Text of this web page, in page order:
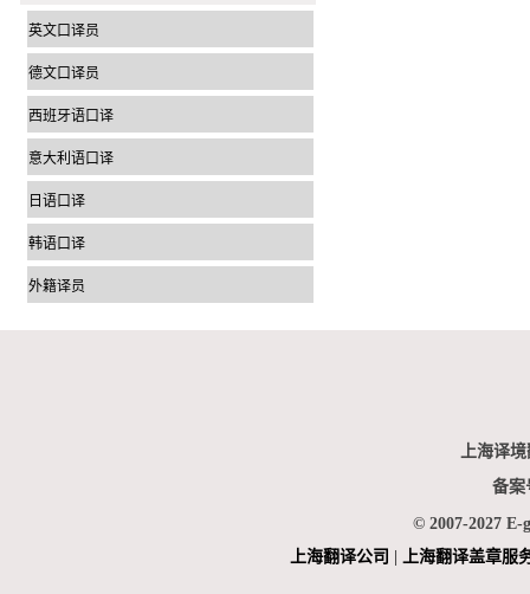
英文口译员
德文口译员
西班牙语口译
意大利语口译
日语口译
韩语口译
外籍译员
上海译
备案
© 2007-2027 E-
上海翻译公司 上海翻译盖章服